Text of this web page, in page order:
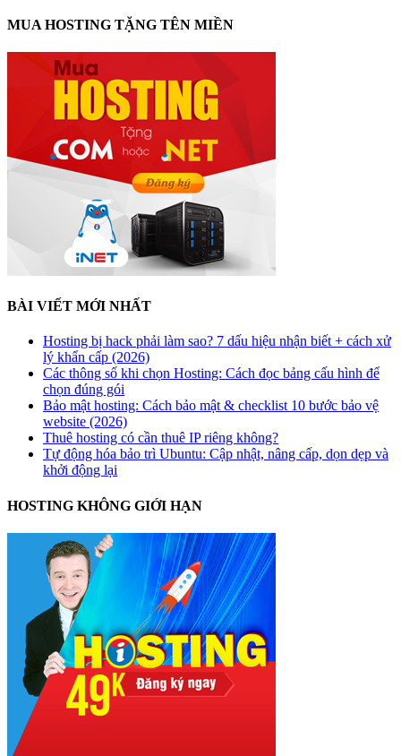
MUA HOSTING TẶNG TÊN MIỀN
BÀI VIẾT MỚI NHẤT
Hosting bị hack phải làm sao? 7 dấu hiệu nhận biết + cách xử
lý khẩn cấp (2026)
Các thông số khi chọn Hosting: Cách đọc bảng cấu hình để
chọn đúng gói
Bảo mật hosting: Cách bảo mật & checklist 10 bước bảo vệ
website (2026)
Thuê hosting có cần thuê IP riêng không?
Tự động hóa bảo trì Ubuntu: Cập nhật, nâng cấp, dọn dẹp và
khởi động lại
HOSTING KHÔNG GIỚI HẠN